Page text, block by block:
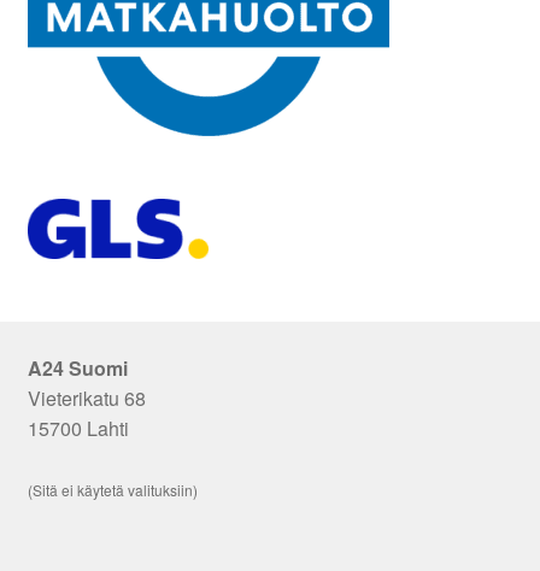
A24 Suomi
Vieterikatu 68
15700 Lahti
(Sitä ei käytetä valituksiin)